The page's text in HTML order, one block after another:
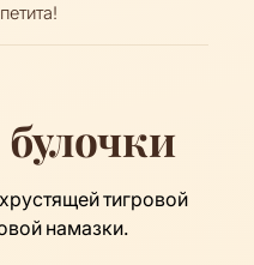
тигровой
намазки.